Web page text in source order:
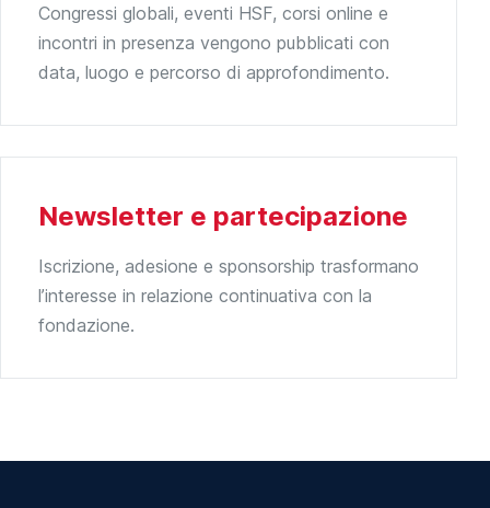
Congressi globali, eventi HSF, corsi online e
incontri in presenza vengono pubblicati con
data, luogo e percorso di approfondimento.
Newsletter e partecipazione
Iscrizione, adesione e sponsorship trasformano
l’interesse in relazione continuativa con la
fondazione.